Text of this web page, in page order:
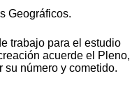
Geográficos.
trabajo para el estudio
acuerde el Pleno,
su número y cometido.